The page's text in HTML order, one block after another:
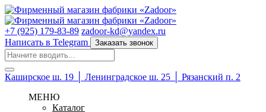
+7 (925) 179-83-89 zadoor-kd@yandex.ru
Написать в Telegram
Заказать звонок
Каширское ш. 19 │ Ленинградское ш. 25 │ Рязанский п. 2
МЕНЮ
Каталог